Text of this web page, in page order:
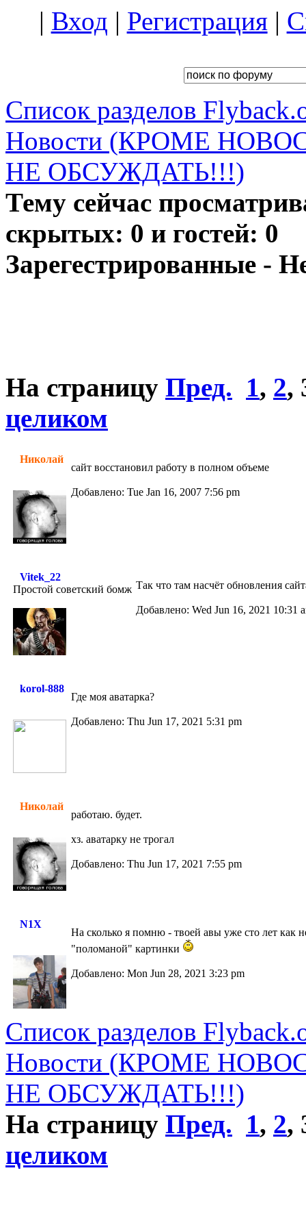
| Вход | Регистрация|
Список разделов
Новости (КРОМЕ
НЕ ОБСУЖДАТЬ!!!)
Тему сейчас
скрытых: 0 и гостей: 0
Зарегестрированные -
На страницу Пред. 1, 2,
целиком
Николай
сайт восстановил работу в полном объеме
Добавлено: Tue Jan 16, 2007 7:56 pm
Vitek_22
Простой советский бомж Так что там насчёт обновления
Добавлено: Wed Jun 16, 2021 10:31
korol-888
Где моя аватарка?
Добавлено: Thu Jun 17, 2021 5:31 pm
Николай
работаю. будет.
хз. аватарку не трогал
Добавлено: Thu Jun 17, 2021 7:55 pm
N1X
На сколько я помню - твоей авы уже сто лет как
"поломаной" картинки
Добавлено: Mon Jun 28, 2021 3:23 pm
Список разделов
Новости (КРОМЕ
НЕ ОБСУЖДАТЬ!!!)
На страницу Пред. 1, 2,
целиком